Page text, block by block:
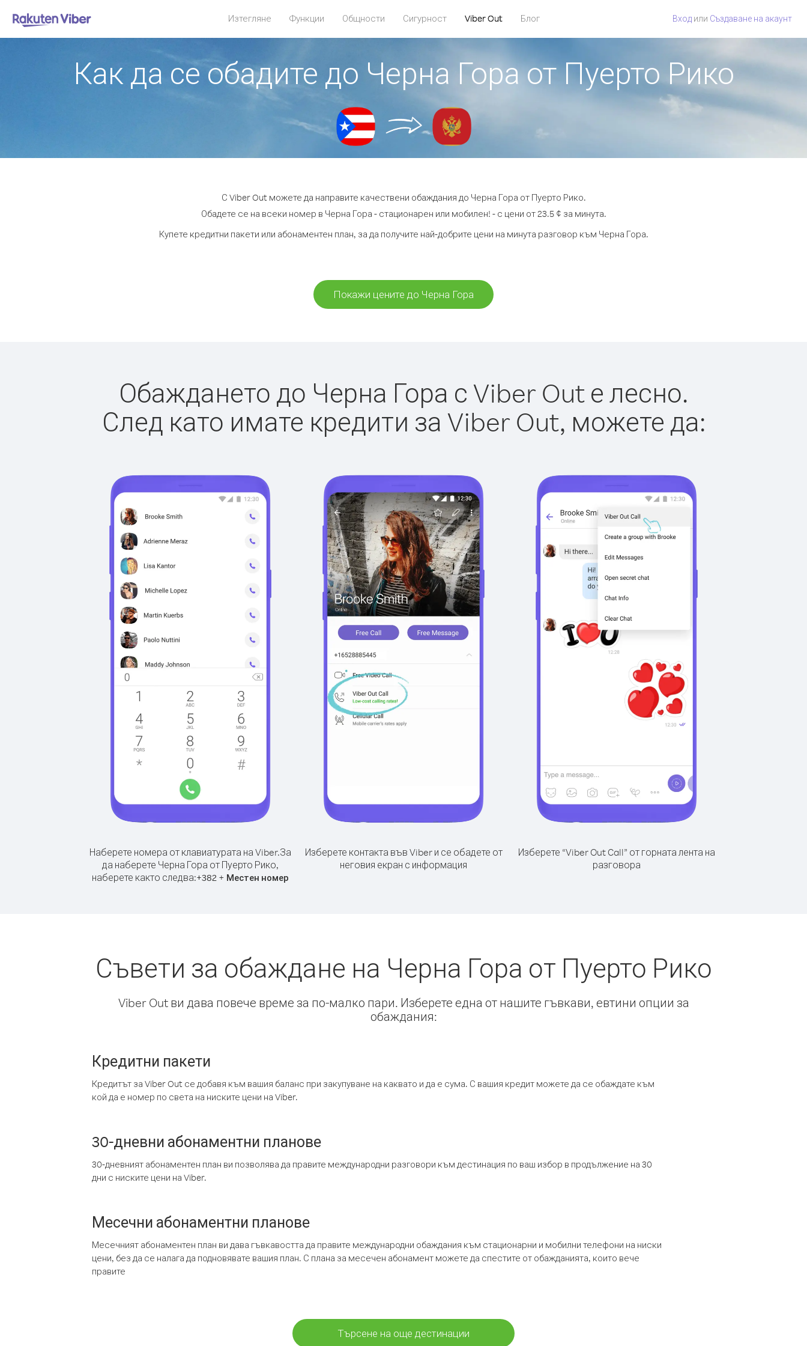
Изтегляне Функции Общности Сигурност Viber Out Блог Вход или Създаване на акаунт
Как да се обадите до Черна Гора от Пуерто Рико
С Viber Out можете да направите качествени обаждания до Черна Гора от Пуерто Рико.
Обадете се на всеки номер в Черна Гора - стационарен или мобилен! - с цени от 23.5 ¢ за минута.
Купете кредитни пакети или абонаментен план, за да получите най-добрите цени на минута разговор към Черна Гора.
Покажи цените до Черна Гора
Обаждането до Черна Гора с Viber Out е лесно.
След като имате кредити за Viber Out, можете да:
Наберете номера от клавиатурата на Viber.За
да наберете Черна Гора от Пуерто Рико,
наберете както следва:+382 + Местен номер
Изберете контакта във Viber и се обадете от
неговия екран с информация
Изберете “Viber Out Call” от горната лента на
разговора
Съвети за обаждане на Черна Гора от Пуерто Рико
Viber Out ви дава повече време за по-малко пари. Изберете една от нашите гъвкави, евтини опции за
обаждания:
Кредитни пакети
Кредитът за Viber Out се добавя към вашия баланс при закупуване на каквато и да е сума. С вашия кредит можете да се обаждате към
кой да е номер по света на ниските цени на Viber.
30-дневни абонаментни планове
30-дневният абонаментен план ви позволява да правите международни разговори към дестинация по ваш избор в продължение на 30
дни с ниските цени на Viber.
Месечни абонаментни планове
Месечният абонаментен план ви дава гъвкавостта да правите международни обаждания към стационарни и мобилни телефони на ниски
цени, без да се налага да подновявате вашия план. С плана за месечен абонамент можете да спестите от обажданията, които вече
правите
Търсене на още дестинации